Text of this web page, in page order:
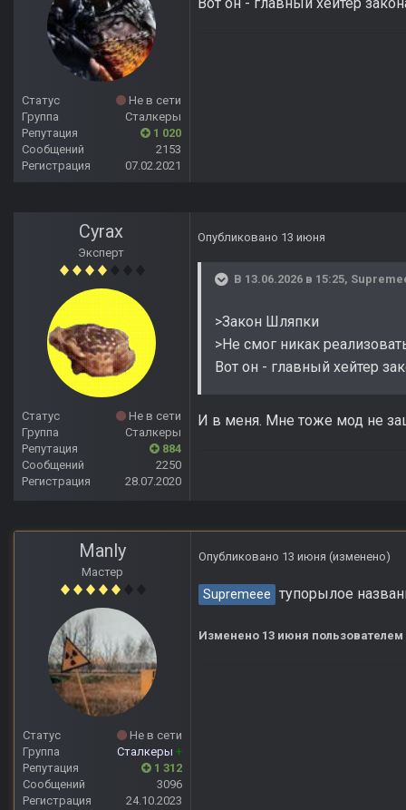
Статус
Не в сети
Группа
Сталкеры
Репутация
1 020
Сообщений
2153
Регистрация
07.02.2021
Cyrax
Эксперт
Статус
Не в сети
Группа
Сталкеры
Репутация
884
Сообщений
2250
Регистрация
28.07.2020
Опубликовано 13 июня
В 13.06.2026 в 15:25,
>Закон Шляпки
>Не смог никак
Вот он - главный хейтер
И в меня. Мне тоже мод не
Manly
Мастер
Статус
Не в сети
Группа
Сталкеры +
Репутация
1 312
Сообщений
3096
Регистрация
24.10.2023
Опубликовано 13 июня (изменено)
Supremeee тупорылое
Изменено 13 июня